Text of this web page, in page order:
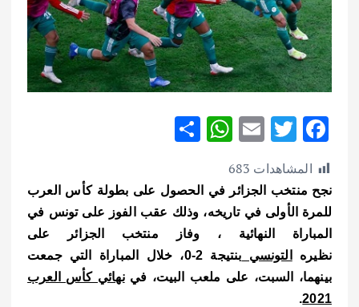
F
ac
e
b
o
o
k
T
w
it
te
r
E
ai
l
W
at
s
A
p
p
ar
e
المشاهدات 683
نجح منتخب الجزائر في الحصول على بطولة كأس العرب
للمرة الأولى في تاريخه، وذلك عقب الفوز على تونس في
المباراة النهائية ، وفاز منتخب الجزائر على
نظيره
التونسي
بنتيجة 2-0، خلال المباراة التي جمعت
بينهما، السبت، على ملعب البيت، فينهائي كأس العرب
2021
.